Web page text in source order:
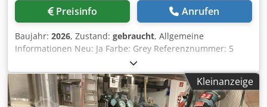
Preisinfo Anrufen
Baujahr: 2026, Zustand: gebraucht, Allgemeine
Informationen Neu: Ja Farbe: Grey Referenznummer: 5
Gewichte Leergewicht: 650 kg Codeyya Hdopfx Ap Aoha
Funktionell Abmessungen des Laderaums: 120 x 80 x 60
cm CE-Kennzeichnung: ja Zustand Allgemeiner Zustand:
sehr gut Technischer Zustand: sehr gut Optischer Zustand:
Kleinanzeige